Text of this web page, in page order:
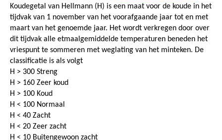
Koudegetal van Hellmann (H) is een maat voor de koude in het
tijdvak van 1 november van het voorafgaande jaar tot en met
maart van het genoemde jaar. Het wordt verkregen door over
dit tijdvak alle etmaalgemiddelde temperaturen beneden het
vriespunt te sommeren met weglating van het minteken. De
classificatie is als volgt
H > 300 Streng
H > 160 Zeer koud
H > 100 Koud
H < 100 Normaal
H < 40 Zacht
H < 20 Zeer zacht
H < 10 Buitengewoon zacht